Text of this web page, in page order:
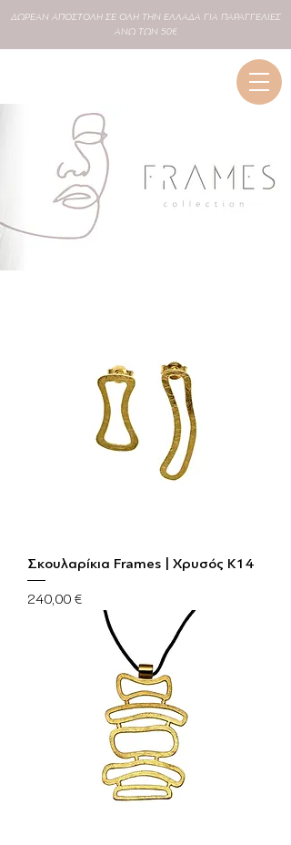
ΔΩΡΕΑΝ ΑΠΟΣΤΟΛΗ ΣΕ ΟΛΗΤΗΝ ΕΛΛΑΔΑ ΓΙΑ ΠΑΡΑΓΓΕΛΙΕΣ
ΑΝΩ ΤΩΝ 50€
Σκουλαρίκια Frames | Χρυσός Κ14
Τιμή
240,00 €